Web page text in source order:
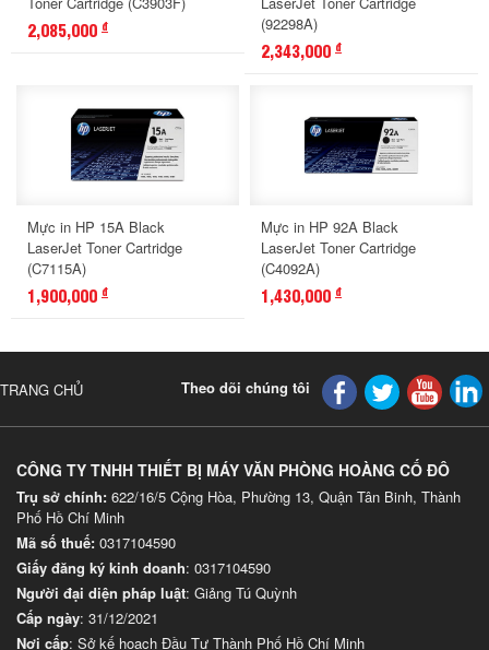
2,085,000 đ
(92298A)
2,343,000 đ
Mực in HP 15A Black
LaserJet Toner Cartridge
(C7115A)
1,900,000 đ
Mực in HP 92A Black
LaserJet Toner Cartridge
(C4092A)
1,430,000 đ
TRANG CHỦ Theo dõi chúng tôi
CÔNG TY TNHH THIẾT BỊ MÁY VĂN PHÒNG HOÀNG CỐ ĐÔ
Trụ sở chính: 622/16/5 Cộng Hòa, Phường 13, Quận Tân Binh, Thành
Phố Hồ Chí Minh
Mã số thuế: 0317104590
Giấy đăng ký kinh doanh: 0317104590
Người đại diện pháp luật: Giảng Tú Quỳnh
Cấp ngày: 31/12/2021
Nơi cấp: Sở kế hoạch Đầu Tư Thành Phố Hồ Chí Minh